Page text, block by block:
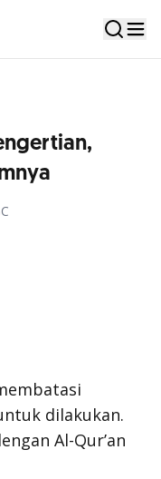
dilakukan.
Al-Qur’an